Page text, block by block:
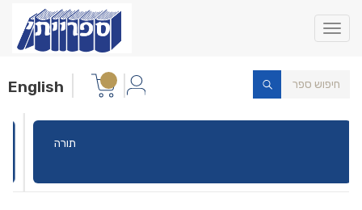
Toggle
navigation
English
תורה